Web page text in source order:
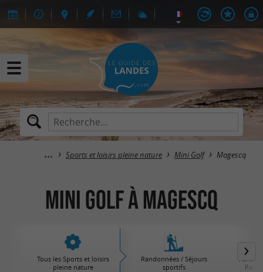
Sports et loisirs pleine nature Mini Golf Magescq
Mini Golf à Magescq
Tous les Sports et loisirs
pleine nature
Randonnées / Séjours
sportifs
Parcs